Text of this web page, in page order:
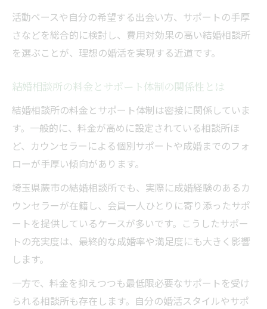
活動ペースや自分の希望する出会い方、サポートの手厚
さなどを総合的に検討し、費用対効果の高い結婚相談所
を選ぶことが、理想の婚活を実現する近道です。
結婚相談所の料金とサポート体制の関係性とは
結婚相談所の料金とサポート体制は密接に関係していま
す。一般的に、料金が高めに設定されている相談所ほ
ど、カウンセラーによる個別サポートや成婚までのフォ
ローが手厚い傾向があります。
埼玉県蕨市の結婚相談所でも、実際に成婚経験のあるカ
ウンセラーが在籍し、会員一人ひとりに寄り添ったサポ
ートを提供しているケースが多いです。こうしたサポー
トの充実度は、最終的な成婚率や満足度にも大きく影響
します。
一方で、料金を抑えつつも最低限必要なサポートを受け
られる相談所も存在します。自分の婚活スタイルやサポ